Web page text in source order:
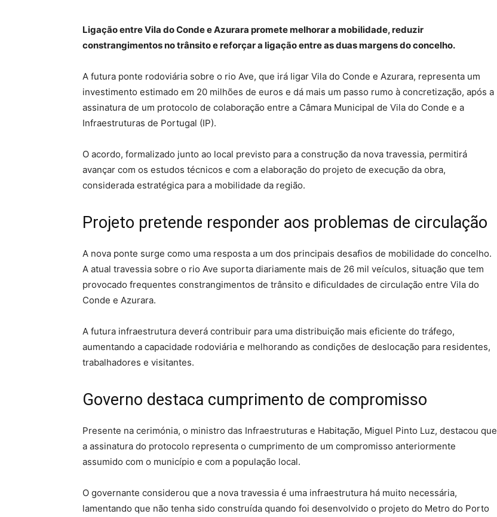
Ligação entre Vila do Conde e Azurara promete melhorar a mobilidade, reduzir
constrangimentos no trânsito e reforçar a ligação entre as duas margens do concelho.
A futura ponte rodoviária sobre o rio Ave, que irá ligar Vila do Conde e Azurara, representa um
investimento estimado em 20 milhões de euros e dá mais um passo rumo à concretização, após a
assinatura de um protocolo de colaboração entre a Câmara Municipal de Vila do Conde e a
Infraestruturas de Portugal (IP).
O acordo, formalizado junto ao local previsto para a construção da nova travessia, permitirá
avançar com os estudos técnicos e com a elaboração do projeto de execução da obra,
considerada estratégica para a mobilidade da região.
Projeto pretende responder aos problemas de circulação
A nova ponte surge como uma resposta a um dos principais desafios de mobilidade do concelho.
A atual travessia sobre o rio Ave suporta diariamente mais de 26 mil veículos, situação que tem
provocado frequentes constrangimentos de trânsito e dificuldades de circulação entre Vila do
Conde e Azurara.
A futura infraestrutura deverá contribuir para uma distribuição mais eficiente do tráfego,
aumentando a capacidade rodoviária e melhorando as condições de deslocação para residentes,
trabalhadores e visitantes.
Governo destaca cumprimento de compromisso
Presente na cerimónia, o ministro das Infraestruturas e Habitação, Miguel Pinto Luz, destacou que
a assinatura do protocolo representa o cumprimento de um compromisso anteriormente
assumido com o município e com a população local.
O governante considerou que a nova travessia é uma infraestrutura há muito necessária,
lamentando que não tenha sido construída quando foi desenvolvido o projeto do Metro do Porto